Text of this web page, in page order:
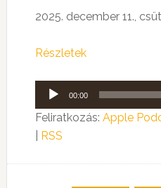
2025. december 11.,
Részletek
Audió
lejátszó
00:00
Feliratkozás: Apple
RSS